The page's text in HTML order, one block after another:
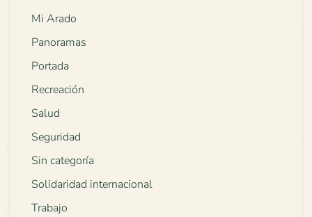
Mi Arado
Panoramas
Portada
Recreación
Salud
Seguridad
Sin categoría
Solidaridad internacional
Trabajo